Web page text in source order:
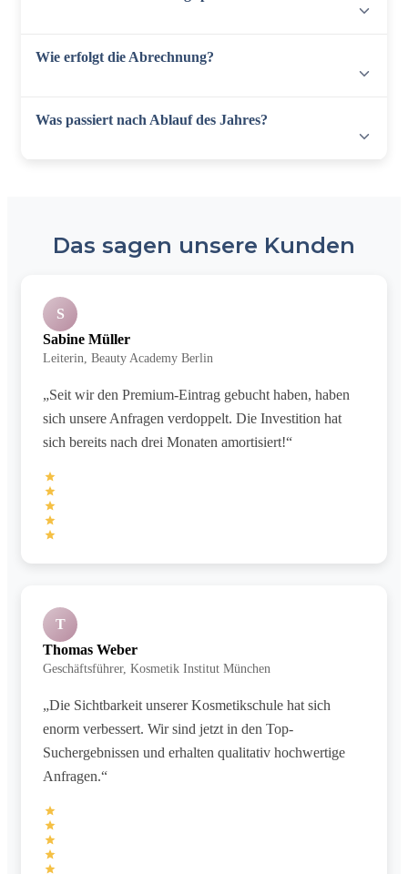
Wie erfolgt die Abrechnung?
Was passiert nach Ablauf des Jahres?
Das sagen unsere Kunden
S
Sabine Müller
Leiterin, Beauty Academy Berlin
„Seit wir den Premium-Eintrag gebucht haben, haben
sich unsere Anfragen verdoppelt. Die Investition hat
sich bereits nach drei Monaten amortisiert!“
T
Thomas Weber
Geschäftsführer, Kosmetik Institut München
„Die Sichtbarkeit unserer Kosmetikschule hat sich
enorm verbessert. Wir sind jetzt in den Top-
Suchergebnissen und erhalten qualitativ hochwertige
Anfragen.“